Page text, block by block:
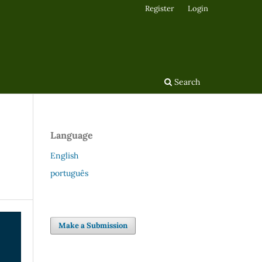
Search
Register Login
Language
English
português
Make a Submission